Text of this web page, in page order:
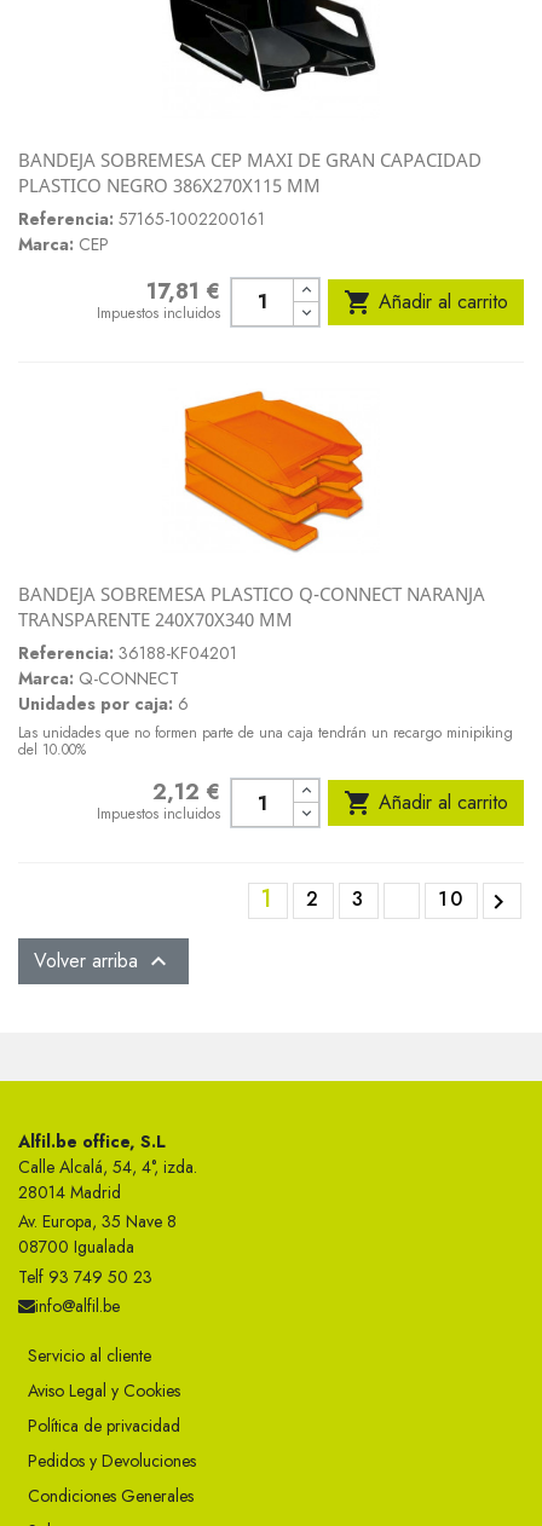
BANDEJA SOBREMESA CEP MAXI DE GRAN CAPACIDAD
PLASTICO NEGRO 386X270X115 MM
Referencia: 57165-1002200161
Marca: CEP
17,81 €
Impuestos incluidos  Añadir al carrito
BANDEJA SOBREMESA PLASTICO Q-CONNECT NARANJA
TRANSPARENTE 240X70X340 MM
Referencia: 36188-KF04201
Marca: Q-CONNECT
Unidades por caja: 6
Las unidades que no formen parte de una caja tendrán un recargo minipiking
del 10.00%
2,12 €
Impuestos incluidos  Añadir al carrito
1 2 3 10 
Volver arriba 
Alfil.be office, S.L
Calle Alcalá, 54, 4°, izda.
28014 Madrid
Av. Europa, 35 Nave 8
08700 Igualada
Telf 93 749 50 23
info@alfil.be
Servicio al cliente
Aviso Legal y Cookies
Política de privacidad
Pedidos y Devoluciones
Condiciones Generales